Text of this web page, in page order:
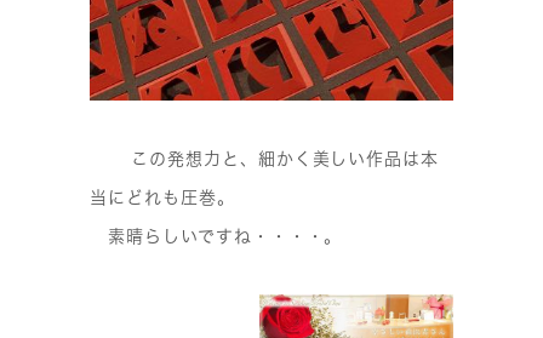
この発想力と、細かく美しい作品は本
当にどれも圧巻。
素晴らしいですね・・・・。